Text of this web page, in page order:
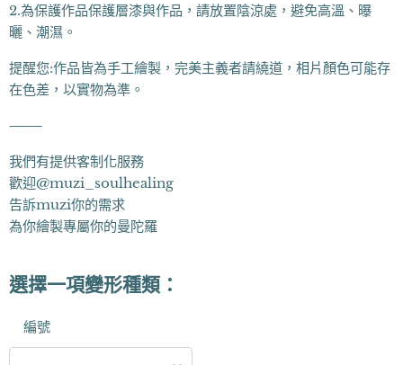
2.為保護作品保護層漆與作品，請放置陰涼處，避免高溫、曝
曬、潮濕。
提醒您:作品皆為手工繪製，完美主義者請繞道，相片顏色可能存
在色差，以實物為準。
⸻
我們有提供客制化服務
歡迎@muzi_soulhealing
告訴muzi你的需求
為你繪製專屬你的曼陀羅
選擇一項變形種類：
編號